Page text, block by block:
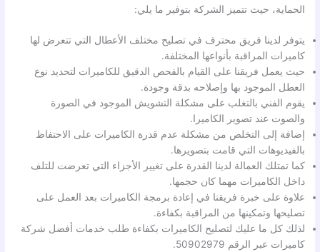
الحماية، حيث تتميز الشركة بتوفير ما يلي:
يتوفر لدينا فريق محترف في تصليح مختلف الأعطال التي تتعرض لها
كاميرات المراقبة بأنواعها المختلفة.
حيث يعمل فريقنا على القيام بالفحص الدقيق للكاميرات لتحديد نوع
العطل الموجود بها وإصلاحه بدقة وجودة.
يقوم الفني بالتغلب على مشكلة التشويش الموجود في الصورة
والصوت عند تصوير الكاميرا.
إضافة إلى التخلص من مشكلة عدم قدرة الكاميرات على الاحتفاظ
بالفيديوهات التي قامت بتصويرها.
كما تمتلك العمالة لدينا القدرة على تغيير الأجزاء التي تعرضت للتلف
داخل الكاميرات مهما كان حجمها.
علاوة على خبرة فريقنا في إعادة برمجة الكاميرات بعد العمل على
تصليحها وتمكينها من المراقبة بكفاءة.
لذلك كل ما عليك لتصليح الكاميرات بكفاءة طلب خدمات أفضل شركة
كاميرات عبر الرقم 50902979.